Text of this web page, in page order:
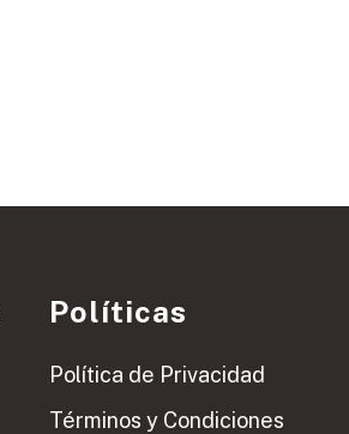
Políticas
Política de Privacidad
Términos y Condiciones